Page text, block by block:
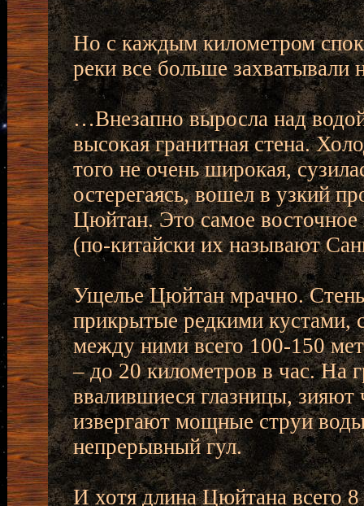
Но с каждым километром
реки все больше захватывали
…Внезапно выросла над
высокая гранитная стена.
того не очень широкая,
остерегаясь, вошел в узкий
Цюйтан. Это самое
(по-китайски их называют
Ущелье Цюйтан мрачно.
прикрытые редкими кустами,
между ними всего 100-150
– до 20 километров в час. На
ввалившиеся глазницы,
извергают мощные струи
непрерывный гул.
И хотя длина Цюйтана всего